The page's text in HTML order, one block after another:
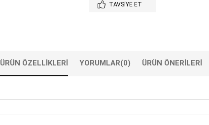
TAVSIYE ET
ÜRÜN ÖZELLIKLERI YORUMLAR(0) ÜRÜN ÖNERILERI